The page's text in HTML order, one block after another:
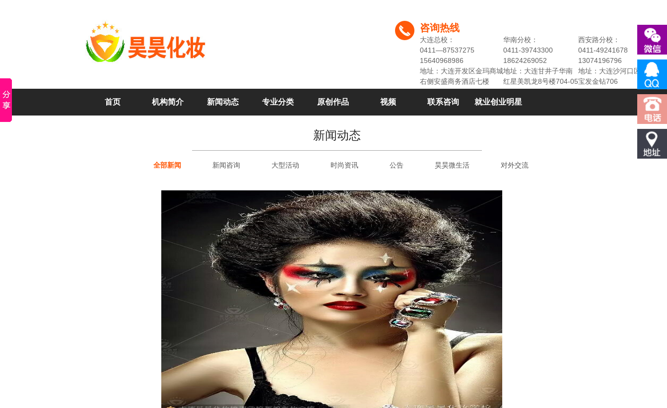
咨询热线
大连总校：
0411—87537275
15640968986
地址：大连开发区金玛商城
右侧安盛商务酒店七楼
华南分校：
0411-39743300
18624269052
地址：大连甘井子华南
红星美凯龙8号楼704-05
西安路分校：
0411-49241678
13074196796
地址：大连沙河口区民权街
宝发金钻706
首页 机构简介 新闻动态 专业分类 原创作品 视频 联系咨询 就业创业明星
新闻动态
全部新闻 新闻咨询 大型活动 时尚资讯 公告 昊昊微生活 对外交流